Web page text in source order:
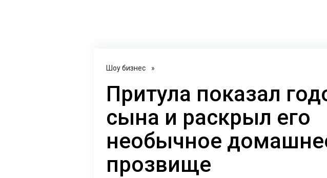
Шоу бизнес »
Притула показал
сына и раскрыл его
необычное
прозвище